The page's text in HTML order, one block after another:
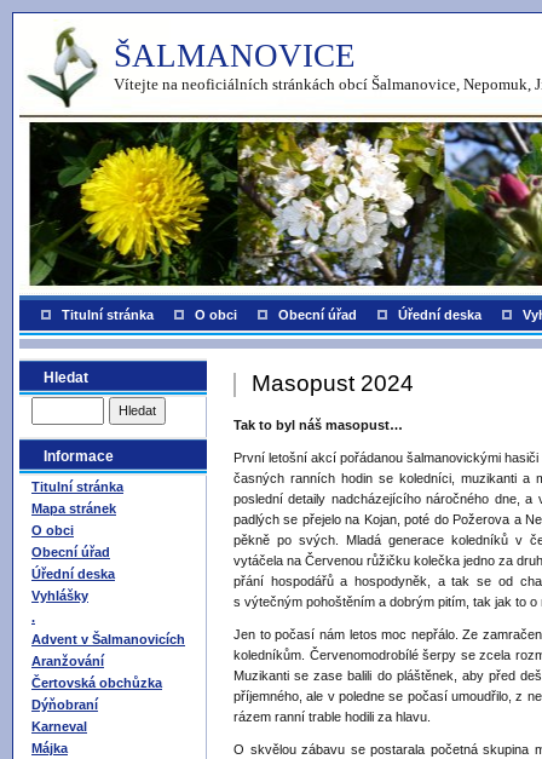
ŠALMANOVICE
Vítejte na neoficiálních stránkách obcí Šalmanovice, Nepomuk,
Titulní stránka O obci Obecní úřad Úřední deska
Hledat
Informace
Titulní stránka
Mapa stránek
O obci
Obecní úřad
Úřední deska
Vyhlášky
.
Advent v Šalmanovicích
Aranžování
Čertovská obchůzka
Dýňobraní
Karneval
Májka
Masopust 2024
Tak to byl náš masopust…
První letošní akcí pořádanou šalmanovickými
časných ranních hodin se koledníci, muzikanti a
poslední detaily nadcházejícího náročného dne,
padlých se přejelo na Kojan, poté do Požerova a
pěkně po svých. Mladá generace koledníků v
vytáčela na Červenou růžičku kolečka jedno za
přání hospodářů a hospodyněk, a tak se od
s výtečným pohoštěním a dobrým pitím, tak jak to
Jen to počasí nám letos moc nepřálo. Ze
koledníkům. Červenomodrobílé šerpy se zcela
Muzikanti se zase balili do pláštěnek, aby před
příjemného, ale v poledne se počasí umoudřilo, z
rázem ranní trable hodili za hlavu.
O skvělou zábavu se postarala početná skupina